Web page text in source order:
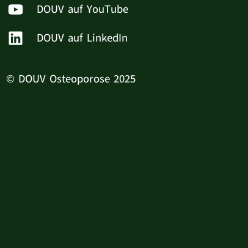
DOUV auf YouTube
DOUV auf LinkedIn
© DOUV Osteoporose 2025